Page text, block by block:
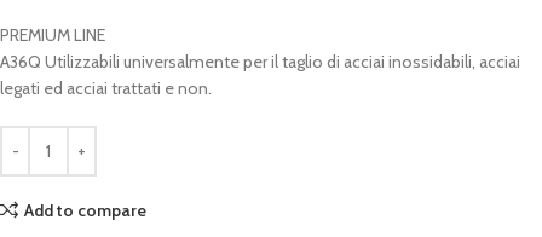
PREMIUM LINE
A36Q Utilizzabili universalmente per il taglio di acciai inossidabili, acciai
legati ed acciai trattati e non.
Add to compare